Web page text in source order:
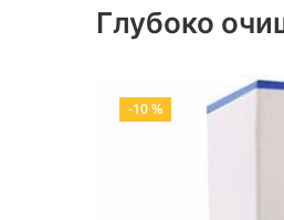
Глубоко
-10 %